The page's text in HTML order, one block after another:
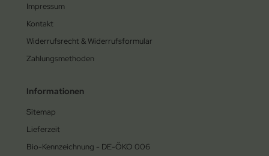
Impressum
Kontakt
Widerrufsrecht & Widerrufsformular
Zahlungsmethoden
Informationen
Sitemap
Lieferzeit
Bio-Kennzeichnung - DE-ÖKO 006